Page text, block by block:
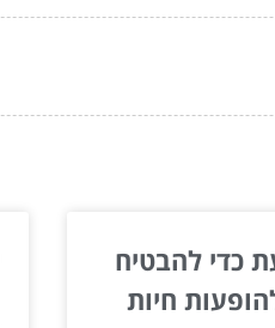
כדי להבטיח
חיות